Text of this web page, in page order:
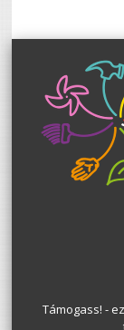
Támogass! -